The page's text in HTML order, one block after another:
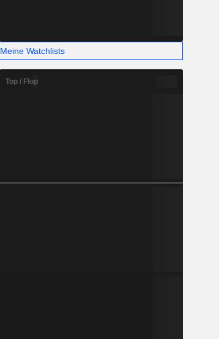
Meine Watchlists
Top / Flop